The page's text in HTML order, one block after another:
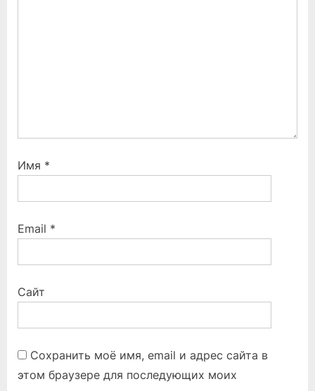
Имя *
Email *
Сайт
Сохранить моё имя, email и адрес сайта в
этом браузере для последующих моих